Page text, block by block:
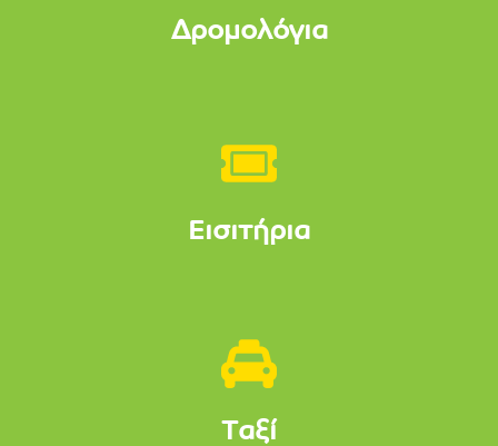
Δρομολόγια
Εισιτήρια
Ταξί